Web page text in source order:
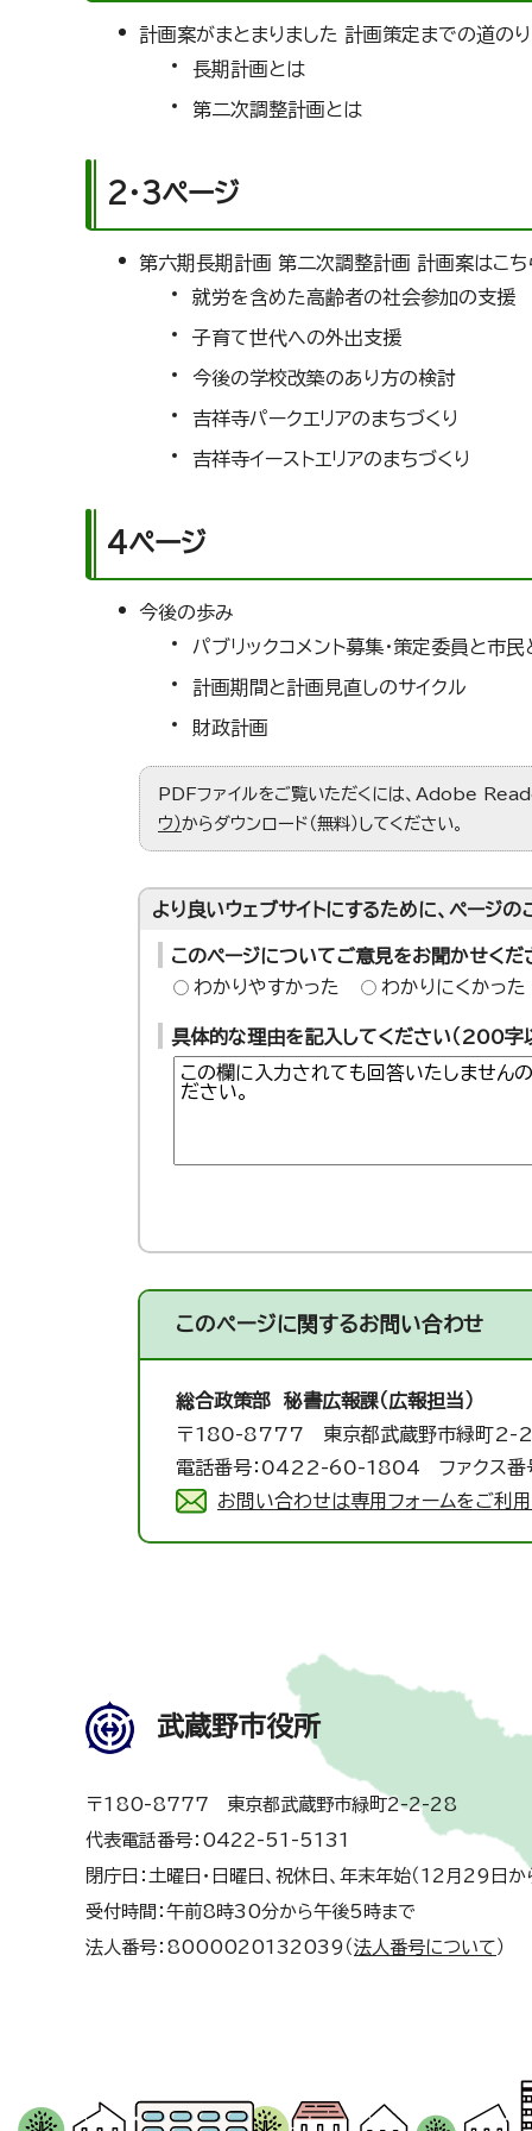
計画案がまとまりました 計画策定までの道の
長期計画とは
第二次調整計画とは
2・3ページ
第六期長期計画 第二次調整計画 計画案はこち
就労を含めた高齢者の社会参加の支援
子育て世代への外出支援
今後の学校改築のあり方の検討
吉祥寺パークエリアのまちづくり
吉祥寺イーストエリアのまちづくり
4ページ
今後の歩み
パブリックコメント募集・策定委員と市
計画期間と計画見直しのサイクル
財政計画
PDFファイルをご覧いただくには、Adobe
ウ）からダウンロード（無料）してください。
より良いウェブサイトにするために、ページ
このページについてご意見をお聞かせくだ
わかりやすかった
わかりにくかった
具体的な理由を記入してください（200字
このページに関するお問い合わせ
総合政策部 秘書広報課（広報担当）
〒180-8777 東京都武蔵野市緑町2-
電話番号：0422-60-1804 ファクス
お問い合わせは専用フォームをご利用
武蔵野市役所
〒180-8777 東京都武蔵野市緑町2-2-28
代表電話番号：0422-51-5131
閉庁日：土曜日・日曜日、祝休日、年末年始（12月29日
受付時間：午前8時30分から午後5時まで
法人番号：8000020132039（ 法人番号について ）